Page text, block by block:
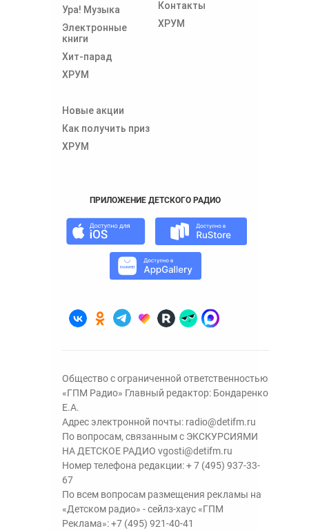
Ура! Музыка
Электронные
книги
Хит-парад
ХРУМ
Контакты
ХРУМ
Новые акции
Как получить приз
ХРУМ
ПРИЛОЖЕНИЕ ДЕТСКОГО РАДИО
Общество с ограниченной ответственностью
«ГПМ Радио» Главный редактор: Бондаренко
Е.А.
Адрес электронной почты: radio@detifm.ru
По вопросам, связанным с ЭКСКУРСИЯМИ
НА ДЕТСКОЕ РАДИО vgosti@detifm.ru
Номер телефона редакции:+ 7 (495) 937-33-
67
По всем вопросам размещения рекламы на
«Детском радио» - сейлз-хаус «ГПМ
Реклама»:+7 (495) 921-40-41